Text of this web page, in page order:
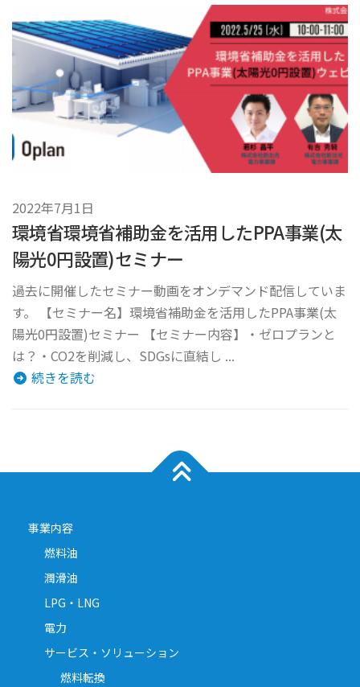
2022年7月1日
環境省環境省補助金を活用したPPA事業(太
陽光0円設置)セミナー
過去に開催したセミナー動画をオンデマンド配信していま
す。 【セミナー名】環境省補助金を活用したPPA事業(太
陽光0円設置)セミナー 【セミナー内容】・ゼロプランと
は？・CO2を削減し、SDGsに直結し ...
続きを読む
事業内容
燃料油
潤滑油
LPG・LNG
電力
サービス・ソリューション
燃料転換